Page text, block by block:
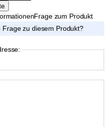
Frage zum Produkt
Frage zu diesem Produkt?